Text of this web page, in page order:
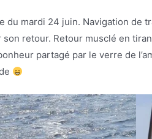
du mardi 24 juin. Navigation de
retour. Retour musclé en
partagé par le verre de